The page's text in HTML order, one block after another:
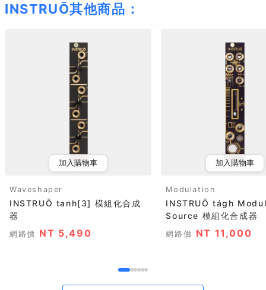
INSTRUŌ其他商品：
加入購物車
Waveshaper
INSTRUŌ tanh[3] 模組化合成
器
網路價 NT 5,490
加入購物車
Modulation
INSTRUŌ tágh
Source 模組化合成器
網路價 NT 11,000